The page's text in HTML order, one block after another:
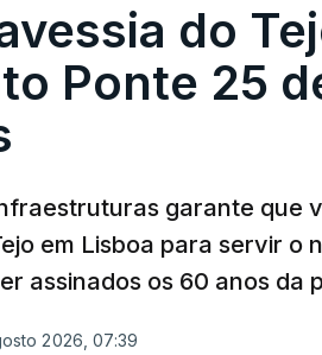
do
Ponte 25
garante que
em Lisboa para servir o
assinados os 60 anos da
2026, 07:39